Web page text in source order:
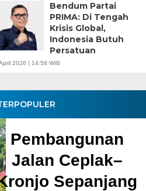
Bendum Partai
PRIMA: Di Tengah
Krisis Global,
Indonesia Butuh
Persatuan
2026 | 14:58 WIB
Pembangunan
Jalan Ceplak–
Sepanjang